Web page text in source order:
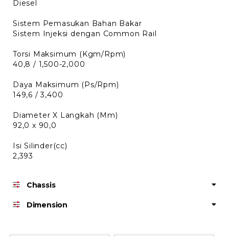
Diesel
Sistem Pemasukan Bahan Bakar
Sistem Injeksi dengan Common Rail
Torsi Maksimum (Kgm/Rpm)
40,8 / 1,500-2,000
Daya Maksimum (Ps/Rpm)
149,6 / 3,400
Diameter X Langkah (Mm)
92,0 x 90,0
Isi Silinder(cc)
2,393
Chassis
Dimension